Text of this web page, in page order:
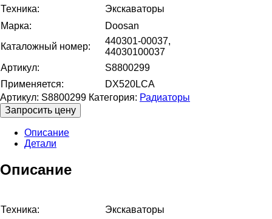
Техника:
Экскаваторы
Марка:
Doosan
Каталожный номер:
440301-00037,
44030100037
Артикул:
S8800299
Применяется:
DX520LCA
Артикул: S8800299 Категория: Радиаторы
Запросить цену
Описание
Детали
Описание
Техника:
Экскаваторы